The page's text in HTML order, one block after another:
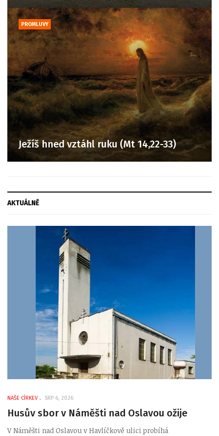
PROMLUVY
Ježíš hned vztáhl ruku (Mt 14,22-33)
AKTUÁLNĚ
NAŠE CÍRKEV SRP 6, 2026
Husův sbor v Náměšti nad Oslavou ožije
V Náměšti nad Oslavou v Havlíčkově ulici probíhá